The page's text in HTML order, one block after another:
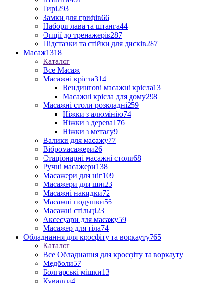
Гирі293
Замки для грифів66
Набори лава та штанга44
Опції до тренажерів287
Підставки та стійки для дисків287
Масаж1318
Каталог
Все Масаж
Масажні крісла314
Вендингові масажні крісла13
Масажні крісла для дому298
Масажні столи розкладні259
Ніжки з алюмінію74
Ніжки з дерева176
Ніжки з металу9
Валики для масажу77
Вібромасажери26
Стаціонарні масажні столи68
Ручні масажери138
Масажери для ніг109
Масажери для шиї23
Масажні накидки72
Масажні подушки56
Масажні стільці23
Аксесуари для масажу59
Масажер для тіла74
Обладнання для кросфіту та воркауту765
Каталог
Все Обладнання для кросфіту та воркауту
Медболи57
Болгарські мішки13
Кувалди4